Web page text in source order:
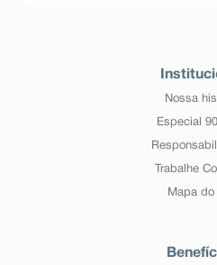
Nossa
Especial
Trabalhe
Mapa do